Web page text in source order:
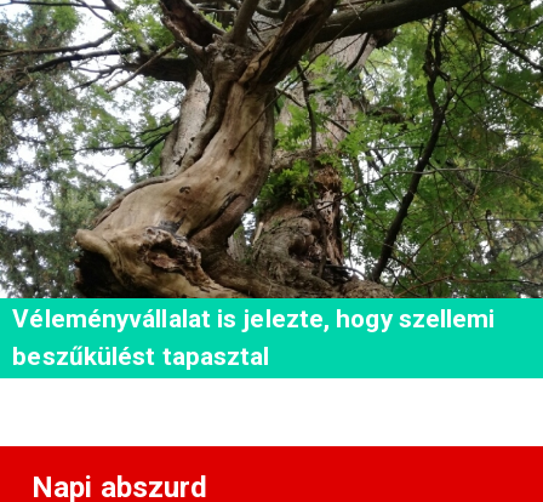
Véleményvállalat is jelezte, hogy szellemi
beszűkülést tapasztal
Napi abszurd